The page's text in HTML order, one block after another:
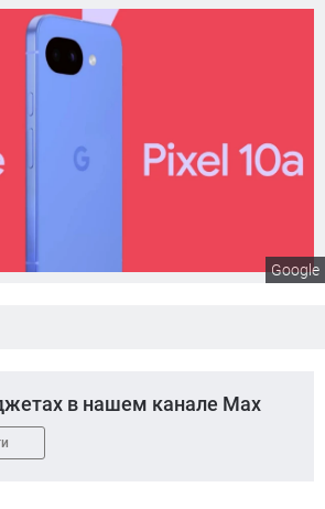
Google
в нашем канале Max